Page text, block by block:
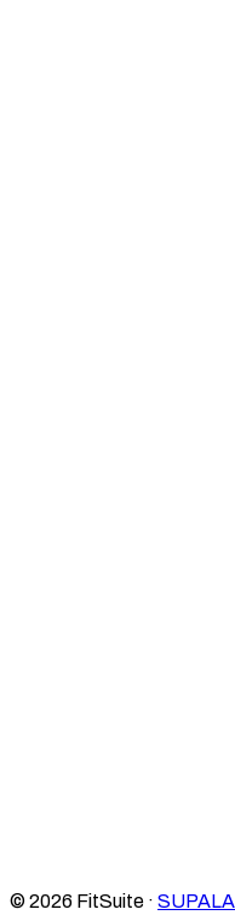
© 2026 FitSuite ·